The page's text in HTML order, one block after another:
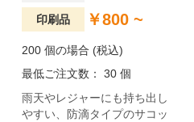
印刷品 ￥800 ~
200 個の場合 (税込)
最低ご注文数： 30 個
雨天やレジャーにも持ち出し
やすい、防滴タイプのサコッ